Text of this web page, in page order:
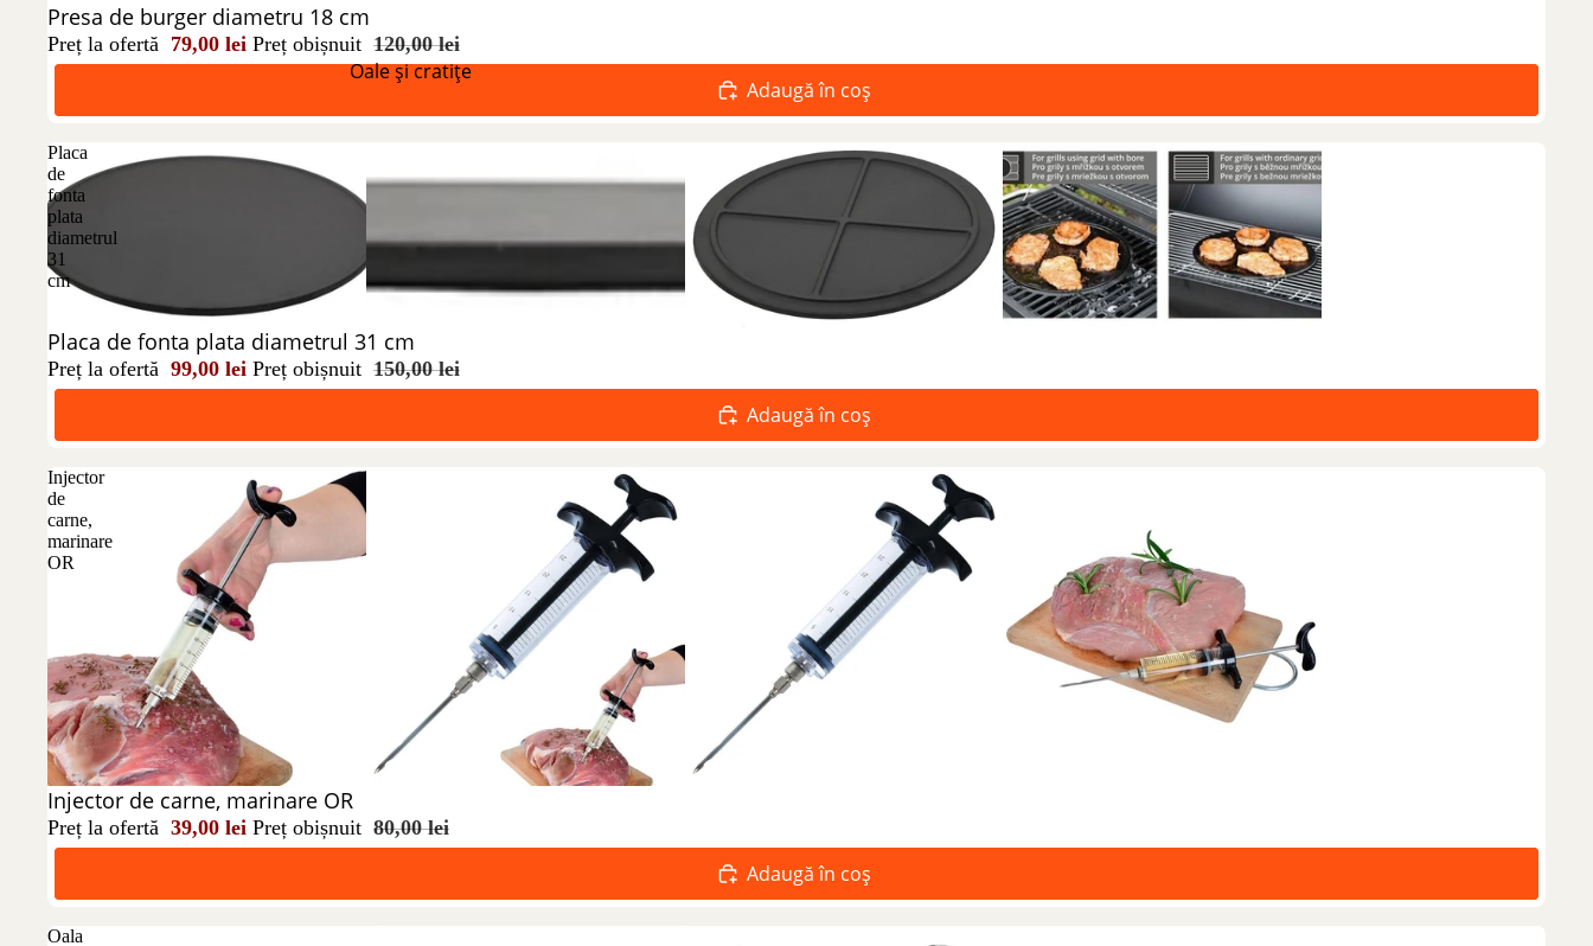
Oale și cratițe
Reducere 34%
Presa de burger diametru 18 cm
Preț la ofertă 79,00 lei Preț obișnuit 120,00 lei
Adaugă în coș
Placa
de
fonta
plata
diametrul
31
cm
Reducere 34%
Placa de fonta plata diametrul 31 cm
Preț la ofertă 99,00 lei Preț obișnuit 150,00 lei
Adaugă în coș
Injector
de
carne,
marinare
OR
Reducere 51%
Injector de carne, marinare OR
Preț la ofertă 39,00 lei Preț obișnuit 80,00 lei
Adaugă în coș
Oala